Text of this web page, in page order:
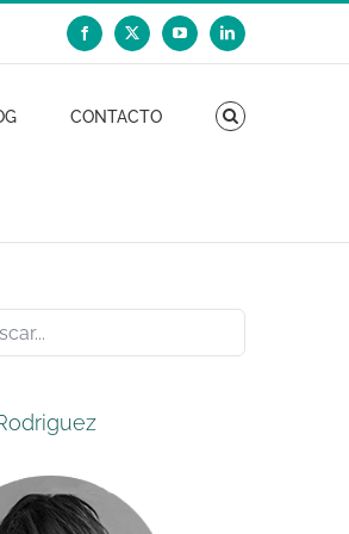
Facebook
X YouTubeLinkedIn
CONTACTO